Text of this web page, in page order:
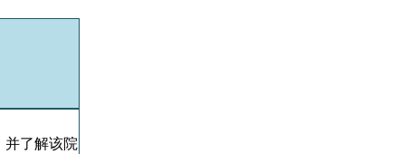
并了解该院